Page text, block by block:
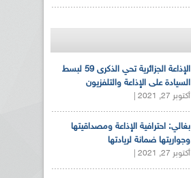
الإذاعة الجزائرية تحي الذكرى 59 لبسط
السيادة على الإذاعة والتلفزيون
أكتوبر 27, 2021 |
بغالي: احترافية الإذاعة ومصداقيتها
وجواريتها ضمانة لريادتها
أكتوبر 27, 2021 |